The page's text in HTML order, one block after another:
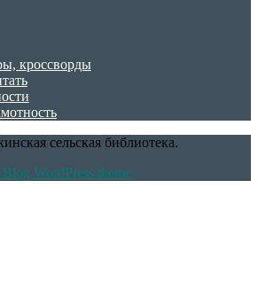
кроссворды
сельская библиотека.
WordPress theme